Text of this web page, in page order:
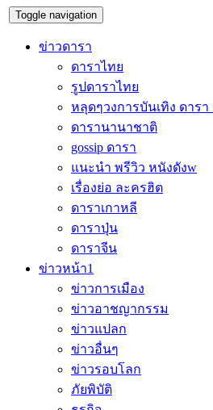
Toggle navigation
ข่าวดารา
ดาราไทย
รูปดาราไทย
หลุดๆวงการบันเทิง ดาร
ดารานานาชาติ
gossip ดารา
แนะนำ พรีวิว หนังดังw
เรื่องย่อ ละครฮิต
ดาราเกาหลี
ดาราปุ่น
ดาราจีน
ข่าวหน้า1
ข่าวการเมือง
ข่าวอาชญากรรม
ข่าวแปลก
ข่าวอื่นๆ
ข่าวรอบโลก
ภัยพิบัติ